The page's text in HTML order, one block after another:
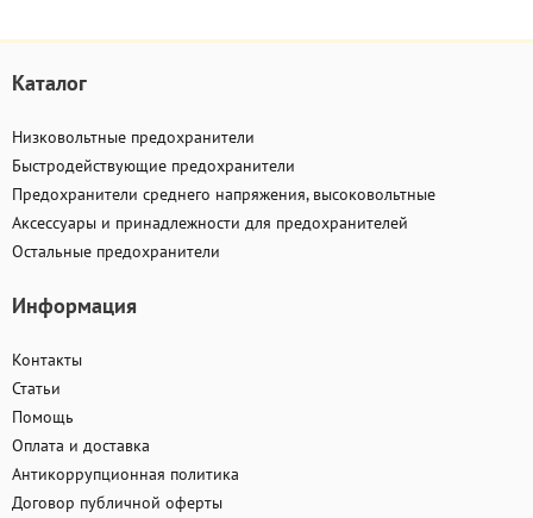
Каталог
Низковольтные предохранители
Быстродействующие предохранители
Предохранители среднего напряжения, высоковольтные
Аксессуары и принадлежности для предохранителей
Остальные предохранители
Информация
Контакты
Статьи
Помощь
Оплата и доставка
Антикоррупционная политика
Договор публичной оферты